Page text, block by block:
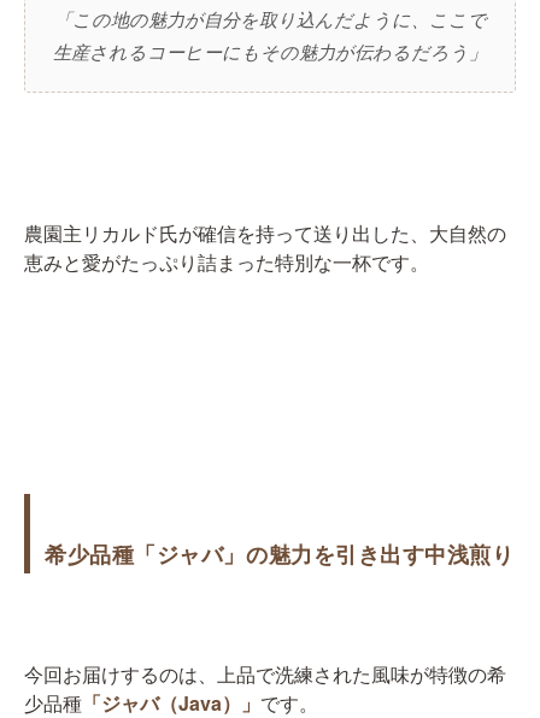
「この地の魅力が自分を取り込んだように、ここで
生産されるコーヒーにもその魅力が伝わるだろう」
農園主リカルド氏が確信を持って送り出した、大自然の
恵みと愛がたっぷり詰まった特別な一杯です。
希少品種「ジャバ」の魅力を引き出す中浅煎り
今回お届けするのは、上品で洗練された風味が特徴の希
少品種 「ジャバ（Java）」 です。